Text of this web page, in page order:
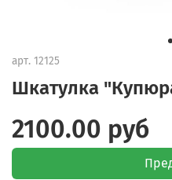
арт. 12125
Шкатулка
2100.00 руб